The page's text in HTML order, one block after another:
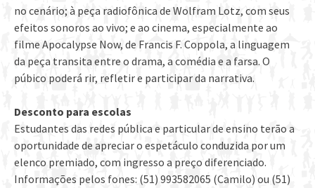
no cenário; à peça radiofônica de Wolfram Lotz, com seus
efeitos sonoros ao vivo; e ao cinema, especialmente ao
filme Apocalypse Now, de Francis F. Coppola, a linguagem
da peça transita entre o drama, a comédia e a farsa. O
púbico poderá rir, refletir e participar da narrativa.
Desconto para escolas
Estudantes das redes pública e particular de ensino terão a
oportunidade de apreciar o espetáculo conduzida por um
elenco premiado, com ingresso a preço diferenciado.
Informações pelos fones: (51) 993582065 (Camilo) ou (51)